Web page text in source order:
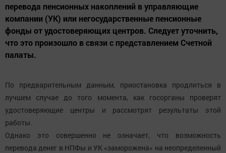
перевода пенсионных накоплений в управляющие
компании (УК) или негосударственные пенсионные
фонды от удостоверяющих центров. Следует уточнить,
что это произошло в связи с представлением Счетной
палаты.
По предварительным данным, приостановка продлиться в
лучшем случае до того момента, как госорганы проверят
удостоверяющие центры и рассмотрят результаты этой
работы.
Однако это совершенно не означает, что возможность
перевода денег в НПФы и УК «заморожена» на неопределенный